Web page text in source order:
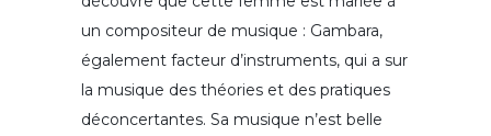
un compositeur de musique : Gambara,
également facteur d’instruments, qui a sur
la musique des théories et des pratiques
déconcertantes. Sa musique n’est belle